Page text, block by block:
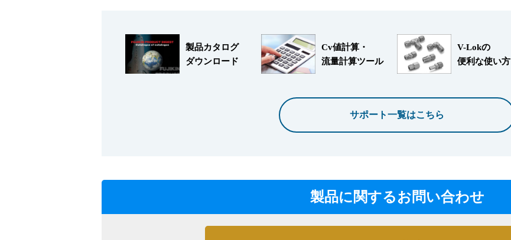
採用情報
製品カタログ
ダウンロード
Cv値計算・
流量計算ツール
V-Lokの
便利な使い方
サポート一覧はこちら
製品に関するお問い合わせ